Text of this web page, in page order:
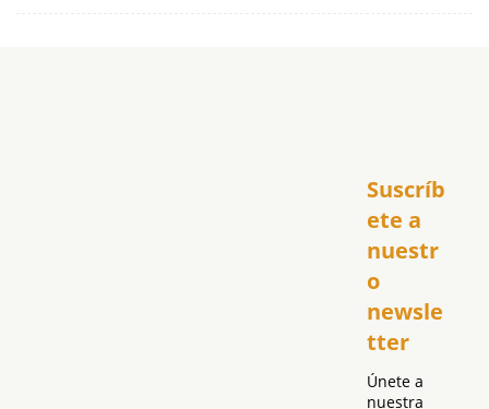
Suscríb
ete a
nuestr
o
newsle
tter
Únete a
nuestra